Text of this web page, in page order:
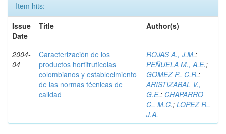
Item hits:
Issue
Date
Title Author(s)
2004-
04
Caracterización de los
productos hortifrutícolas
colombianos y establecimiento
de las normas técnicas de
calidad
ROJAS A., J.M.;
PEÑUELA M., A.E.;
GOMEZ P., C.R.;
ARISTIZABAL V.,
G.E.; CHAPARRO
C., M.C.; LOPEZ R.,
J.A.